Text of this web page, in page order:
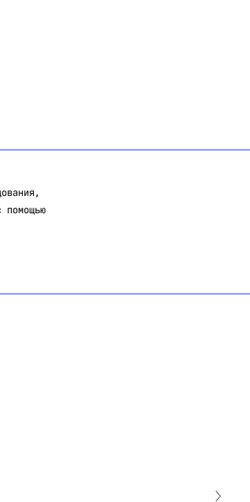
помощью